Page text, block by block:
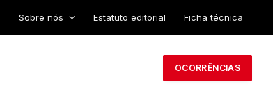
Sobre nós Estatuto editorial Ficha técnica
OCORRÊNCIAS